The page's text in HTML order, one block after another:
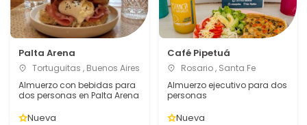
Palta Arena
Tortuguitas , Buenos Aires
Almuerzo con bebidas para
dos personas en Palta Arena
Nueva
Café Pipetuá
Rosario , Santa Fe
Almuerzo ejecutivo para dos
personas
Nueva